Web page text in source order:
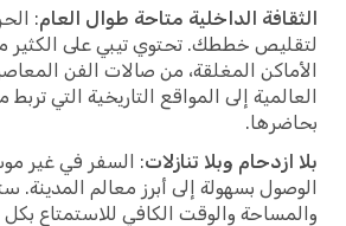
الثقافة الداخلية متاحة طوال العام:
لتقليص خططك. تحتوي تيبي على
الأماكن المغلقة، من صالات الفن
العالمية إلى المواقع التاريخية التي
بحاضرها.
بلا ازدحام وبلا تنازلات: السفر في غير
الوصول بسهولة إلى أبرز معالم المدينة.
والمساحة والوقت الكافي للاستمتاع